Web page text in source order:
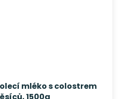
mléko s colostrem